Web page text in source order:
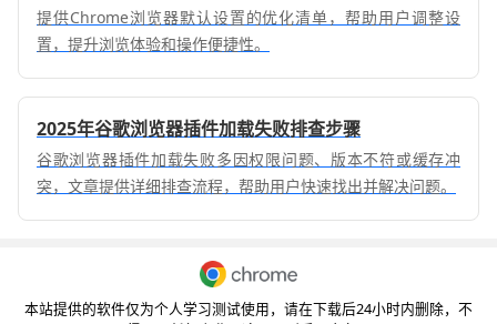
提供Chrome浏览器默认设置的优化清单，帮助用户调整设
置，提升浏览体验和操作便捷性。
2025年谷歌浏览器插件加载失败排查步骤
谷歌浏览器插件加载失败多因权限问题、版本不符或缓存冲
突，文章提供详细排查流程，帮助用户快速找出并解决问题。
本站提供的软件仅为个人学习测试使用，请在下载后24小时内删除，不